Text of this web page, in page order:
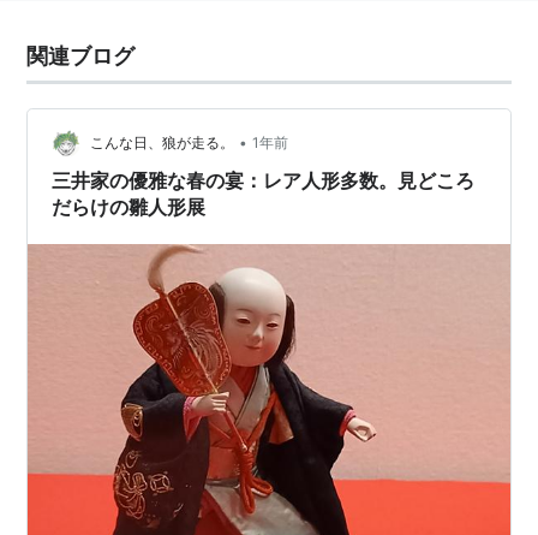
関連ブログ
こんな日、狼が走る。 • 1年前
三井家の優雅な春の宴：レア人形多数。見どころ
だらけの雛人形展